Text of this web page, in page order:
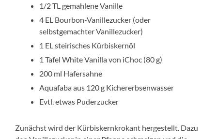
1/2 TL gemahlene Vanille
4 EL Bourbon-Vanillezucker (oder
selbstgemachter Vanillezucker)
1 EL steirisches Kürbiskernöl
1 Tafel White Vanilla von iChoc (80 g)
200 ml Hafersahne
Aquafaba aus 120 g Kichererbsenwasser
Evtl. etwas Puderzucker
Zunächst wird der Kürbiskernkrokant hergestellt. Dazu